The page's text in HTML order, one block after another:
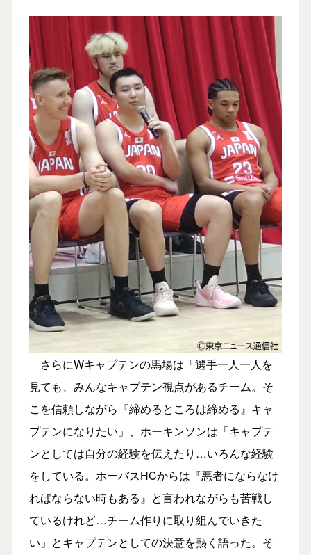
さらにWキャプテンの馬場は「選手一人一人を
見ても、みんなキャプテン視点があるチーム。そ
こを信頼しながら『締めるところは締める』キャ
プテンになりたい」、ホーキンソンは「キャプテ
ンとしては自分の経験を伝えたり…いろんな経験
をしている。ホーバスHCからは『悪者にならなけ
ればならない時もある』と言われながらも苦戦し
ているけれど…チーム作りに取り組んでいきた
い」とキャプテンとしての決意を熱く語った。そ